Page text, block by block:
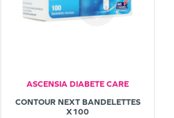
ASCENSIA DIABETE CARE
CONTOUR NEXT BANDELETTES
X100